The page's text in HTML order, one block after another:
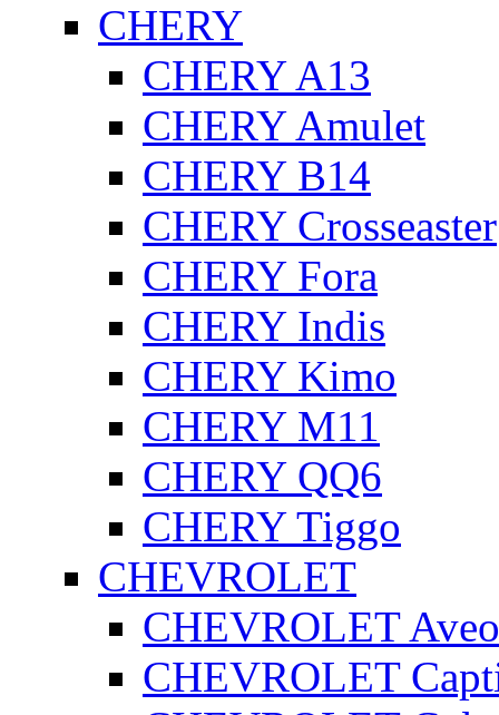
CHERY
CHERY A13
CHERY Amulet
CHERY B14
CHERY Crosseaster
CHERY Fora
CHERY Indis
CHERY Kimo
CHERY M11
CHERY QQ6
CHERY Tiggo
CHEVROLET
CHEVROLET Aveo
CHEVROLET